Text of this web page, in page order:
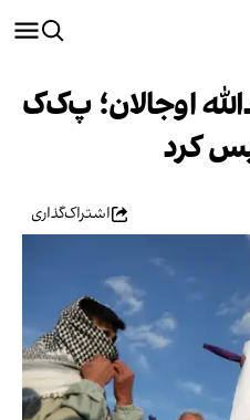
اوجالان؛ پ‌ک‌ک
کرد
اشتراک‌گذاری